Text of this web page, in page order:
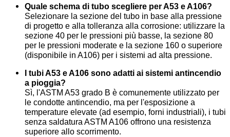
Quale schema di tubo scegliere per A53 e A106?
Selezionare la sezione del tubo in base alla pressione
di progetto e alla tolleranza alla corrosione: utilizzare la
sezione 40 per le pressioni più basse, la sezione 80
per le pressioni moderate e la sezione 160 o superiore
(disponibile in A106) per i sistemi ad alta pressione.
I tubi A53 e A106 sono adatti ai sistemi antincendio
a pioggia?
Sì, l'ASTM A53 grado B è comunemente utilizzato per
le condotte antincendio, ma per l'esposizione a
temperature elevate (ad esempio, forni industriali), i tubi
senza saldatura ASTM A106 offrono una resistenza
superiore allo scorrimento.